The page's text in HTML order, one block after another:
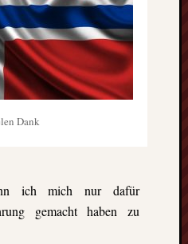
Dank
ich mich nur dafür
gemacht haben zu